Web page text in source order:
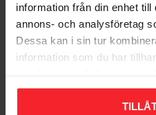
information från din enhet
annons- och analysföretag
Dessa kan i sin tur
information som du har
658